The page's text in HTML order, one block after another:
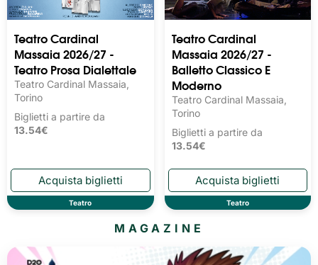
Teatro Cardinal
Massaia 2026/27 -
Teatro Prosa Dialettale
Teatro Cardinal Massaia,
Torino
Biglietti a partire da
13.54€
Teatro
Teatro Cardinal
Massaia 2026/27 -
Balletto Classico E
Moderno
Teatro Cardinal Massaia,
Torino
Biglietti a partire da
13.54€
Teatro
MAGAZINE